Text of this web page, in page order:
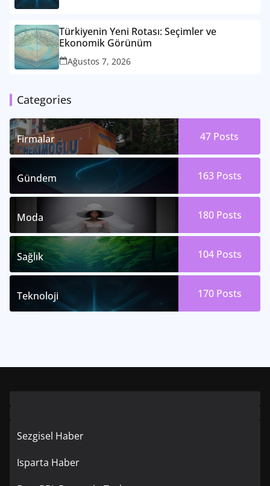
Türkiyenin Yeni Rotası: Seçimler ve
Ekonomik Görünüm
Ağustos 7, 2026
Categories
Firmalar 47 Posts
Gündem 163 Posts
Moda 180 Posts
Sağlık 104 Posts
Teknoloji 170 Posts
Sezgisel Haber
Isparta Haber